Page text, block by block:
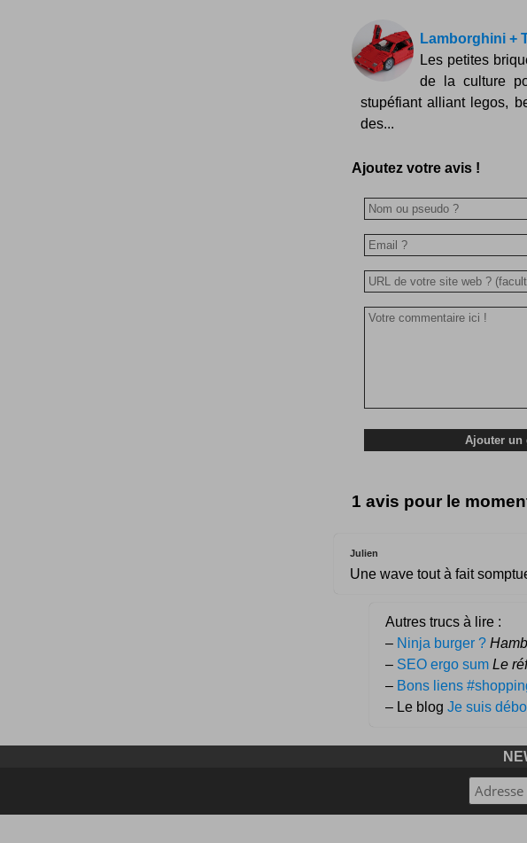
Lamborghini +
Les petites
de la culture
stupéfiant alliant legos,
des...
Ajoutez votre avis !
1 avis pour le
Julien
Une wave tout à fait
Autres trucs à lire :
– Ninja burger ?
– SEO ergo sum Le
– Bons liens
– Le blog Je suis